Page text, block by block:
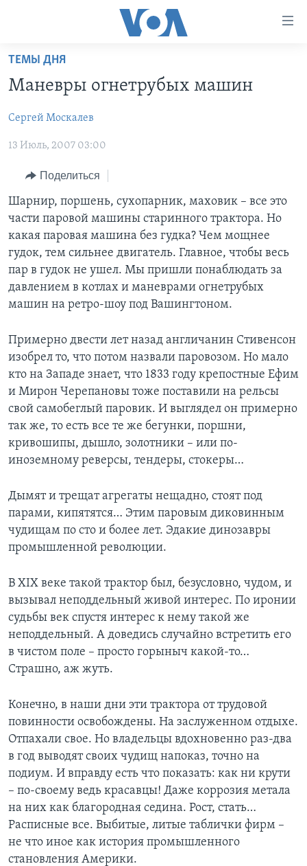
Перейти
основной
Перейти
навигации
поиск
ПРОГРАММЫ
АМЕРИКА
НОВОСТИ ЗА МИНУТУ
ИТОГИ
ПОЧЕМУ ЭТО ВАЖНО?
ДИСКУССИЯ VOA
НЬЮ-ЙОРК NEW YORK
АМЕРИКА. БОЛЬШОЕ ПУТЕШЕСТВИЕ
ПРОЕКТЫ
УЧИМ АНГЛИЙСКИЙ
НАША АМЕРИКАНСКАЯ ИСТОРИЯ
А КАК В АМЕРИКЕ?
АРТЕФАКТЫ
ТЕСТЫ
ЭКСПЕРТИЗА
ИНТЕРВЬЮ
ФАКТЫ ПРОТИВ ФЕЙКОВ
ЗА СВОБОДУ ПРЕССЫ
УЧИМ АНГЛИЙСКИЙ
ВИДЕО
ПОДПИСКА НА НОВОСТИ
Learning English
СОЦИАЛЬНЫЕ СЕТИ
Языки
ТЕМЫ ДНЯ
Маневры огнетрубых машин
Сергей Москалев
13 Июль, 2007 03:00
Поделиться
Шарнир, поршень, сухопарник, маховик – все это
части паровой машины старинного трактора. Но
какая паровая машина без гудка? Чем мощнее
гудок, тем сильнее двигатель. Главное, чтобы весь
пар в гудок не ушел. Мы пришли понаблюдать за
давлением в котлах и маневрами огнетрубых
машин на ретро-шоу под Вашингтоном.
Примерно двести лет назад англичанин Стивенсон
изобрел то, что потом назвали паровозом. Но мало
кто на Западе знает, что 1833 году крепостные Ефим
и Мирон Черепановы тоже поставили на рельсы
свой самобеглый паровик. И выглядел он примерно
так же, то есть все те же бегунки, поршни,
кривошипы, дышло, золотники – или по-
иноземному реверсы, тендеры, стокеры…
Дымят и трещат агрегаты нещадно, стоят под
парами, кипятятся… Этим паровым диковинным
чудищам по сто и более лет. Эдакие динозавры
промышленной революции.
В XIX веке такой трактор был, безусловно, чудом, и
вызывал неподдельный живой интерес. По иронии
судьбы век спустя интерес к нему такой же
неподдельный. А доведись случайно встретить его
в чистом поле – просто горыныч какой-то…
Страшно, аж жуть.
Конечно, в наши дни эти трактора от трудовой
повинности освобождены. На заслуженном отдыхе.
Отпахали свое. Но владельцы вдохновенно раз-два
в год выводят своих чудищ напоказ, точно на
подиум. И вправду есть что показать: как ни крути
– по-своему ведь красавцы! Даже коррозия метала
на них как благородная седина. Рост, стать…
Расписные все. Выбитые, литые таблички фирм –
не что иное как история промышленного
становления Америки.